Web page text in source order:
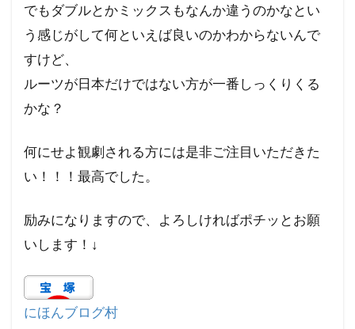
でもダブルとかミックスもなんか違うのかなとい
う感じがして何といえば良いのかわからないんで
すけど、
ルーツが日本だけではない方が一番しっくりくる
かな？
何にせよ観劇される方には是非ご注目いただきた
い！！！最高でした。
励みになりますので、よろしければポチッとお願
いします！↓
にほんブログ村